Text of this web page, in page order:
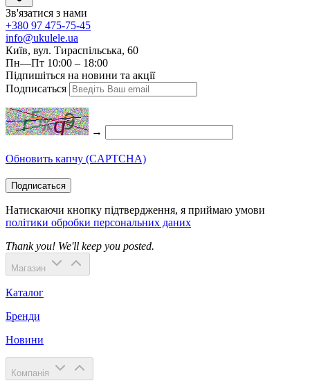
Зв'язатися з нами
+380 97 475-75-45
info@ukulele.ua
Київ, вул. Тираспільська, 60
Пн—Пт 10:00 – 18:00
Підпишіться на новини та акції
Подписаться
→
Обновить капчу (CAPTCHA)
Подписаться
Натискаючи кнопку підтвердження, я приймаю умови
політики обробки персональних даних
Thank you! We'll keep you posted.
Магазин
Каталог
Бренди
Новини
Компанія